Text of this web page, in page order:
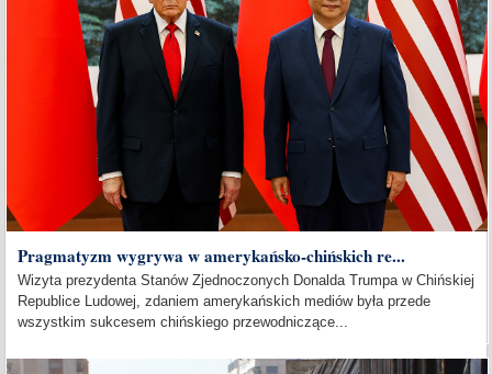
Pragmatyzm wygrywa w amerykańsko-chińskich re...
Wizyta prezydenta Stanów Zjednoczonych Donalda Trumpa w Chińskiej
Republice Ludowej, zdaniem amerykańskich mediów była przede
wszystkim sukcesem chińskiego przewodniczące...